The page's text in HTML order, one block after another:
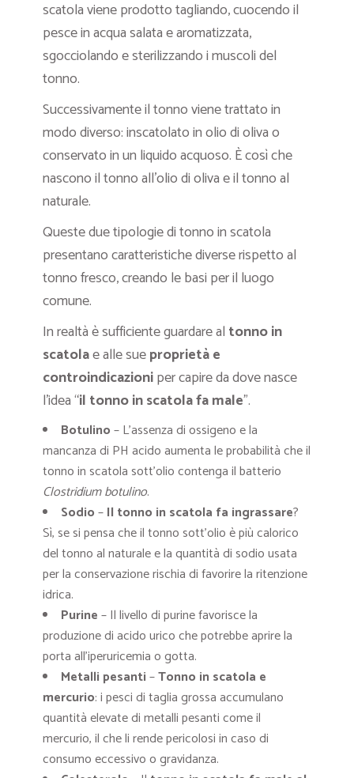
scatola viene prodotto tagliando, cuocendo il
pesce in acqua salata e aromatizzata,
sgocciolando e sterilizzando i muscoli del
tonno.
Successivamente il tonno viene trattato in
modo diverso: inscatolato in olio di oliva o
conservato in un liquido acquoso. È così che
nascono il tonno all’olio di oliva e il tonno al
naturale.
Queste due tipologie di tonno in scatola
presentano caratteristiche diverse rispetto al
tonno fresco, creando le basi per il luogo
comune.
In realtà è sufficiente guardare al tonno in
scatolae alle sueproprietàe
controindicazioniper capire da dove nasce
l’idea “il tonno in scatola fa male”.
Botulino– L’assenza di ossigeno e la
mancanza di PH acido aumenta le probabilità che il
tonno in scatola sott’olio contenga il batterio
Clostridium botulino.
Sodio–Il tonno in scatola fa ingrassare?
Sì, se si pensa che il tonno sott’olio è più calorico
del tonno al naturale e la quantità di sodio usata
per la conservazione rischia di favorire la ritenzione
idrica.
Purine– Il livello di purine favorisce la
produzione di acido urico che potrebbe aprire la
porta all’iperuricemia o gotta.
Metalli pesanti–Tonno in scatola e
mercurio: i pesci di taglia grossa accumulano
quantità elevate di metalli pesanti come il
mercurio, il che li rende pericolosi in caso di
consumo eccessivo o gravidanza.